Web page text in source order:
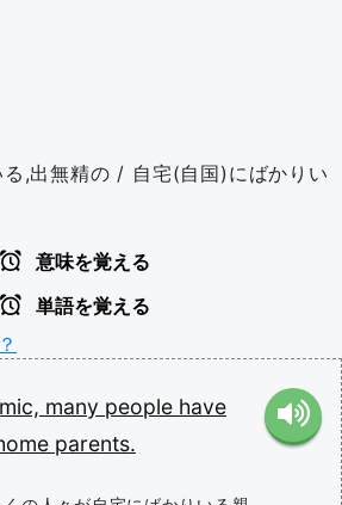
,出無精の / 自宅(自国)にばかりい
意味を覚える
単語を覚える
many people have
parents.